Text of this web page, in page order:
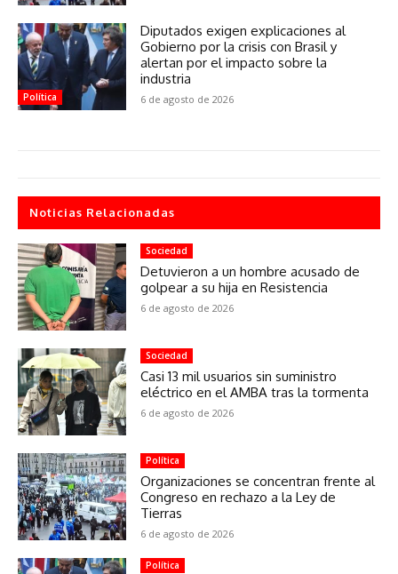
Política
Diputados exigen explicaciones al
Gobierno por la crisis con Brasil y
alertan por el impacto sobre la
industria
6 de agosto de 2026
Noticias Relacionadas
Sociedad
Detuvieron a un hombre acusado de
golpear a su hija en Resistencia
6 de agosto de 2026
Sociedad
Casi 13 mil usuarios sin suministro
eléctrico en el AMBA tras la tormenta
6 de agosto de 2026
Política
Organizaciones se concentran frente al
Congreso en rechazo a la Ley de
Tierras
6 de agosto de 2026
Política